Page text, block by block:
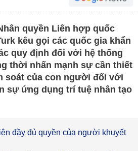
quyền Liên hợp quốc
kêu gọi các quốc gia khẩn
quy định đối với hệ thống
thời nhấn mạnh sự cần thiết
soát của con người đối với
sự ứng dụng trí tuệ nhân tạo
đầy đủ quyền của người khuyết